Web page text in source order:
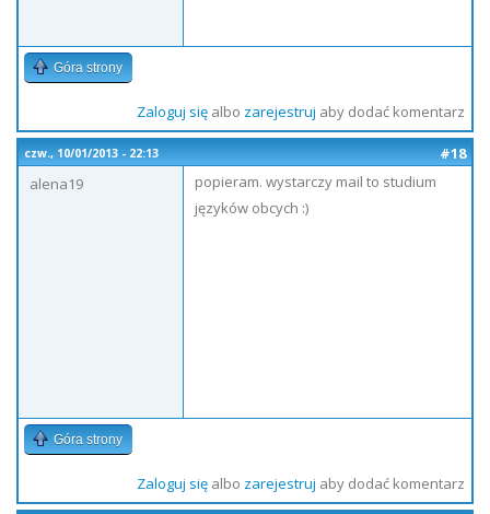
Góra strony
Zaloguj sięalbo zarejestruj aby dodać komentarz
czw., 10/01/2013 - 22:13
#18
alena19
popieram. wystarczy mail to studium
języków obcych :)
Góra strony
Zaloguj sięalbo zarejestruj aby dodać komentarz